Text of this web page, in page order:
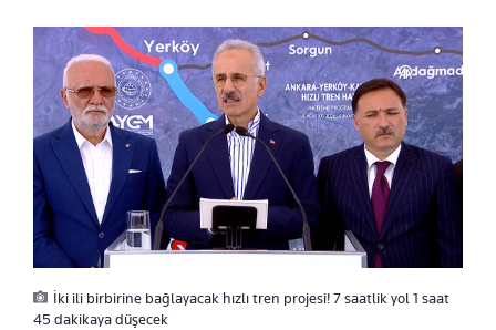
İki ili birbirine bağlayacak hızlı tren projesi! 7 saatlik yol 1 saat
45 dakikaya düşecek